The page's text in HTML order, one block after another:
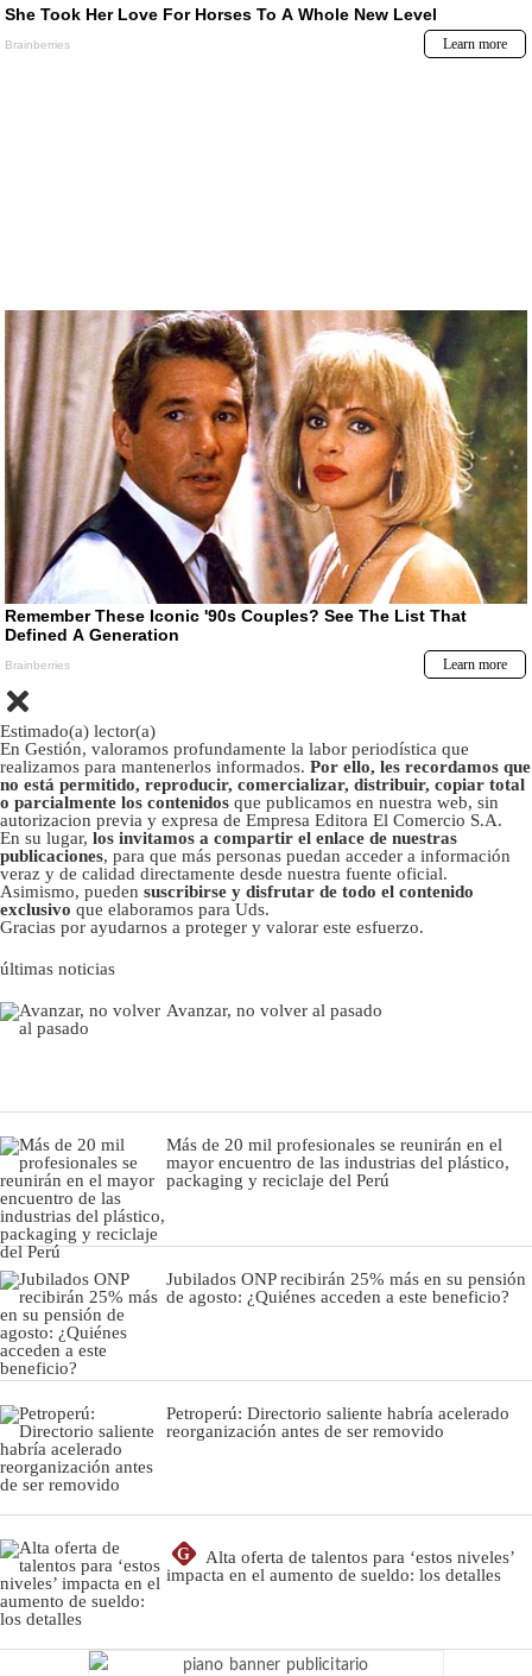
Estimado(a) lector(a)
En Gestión, valoramos profundamente la labor periodística que
realizamos para mantenerlos informados. Por ello, les recordamos que
no está permitido, reproducir, comercializar, distribuir, copiar total
o parcialmente los contenidos que publicamos en nuestra web, sin
autorizacion previa y expresa de Empresa Editora El Comercio S.A.
En su lugar, los invitamos a compartir el enlace de nuestras
publicaciones, para que más personas puedan acceder a información
veraz y de calidad directamente desde nuestra fuente oficial.
Asimismo, pueden suscribirse y disfrutar de todo el contenido
exclusivo que elaboramos para Uds.
Gracias por ayudarnos a proteger y valorar este esfuerzo.
últimas noticias
Avanzar, no volver al pasado
Más de 20 mil profesionales se reunirán en el
mayor encuentro de las industrias del plástico,
packaging y reciclaje del Perú
Jubilados ONP recibirán 25% más en su pensión
de agosto: ¿Quiénes acceden a este beneficio?
Petroperú: Directorio saliente habría acelerado
reorganización antes de ser removido
G
Alta oferta de talentos para ‘estos niveles’
impacta en el aumento de sueldo: los detalles